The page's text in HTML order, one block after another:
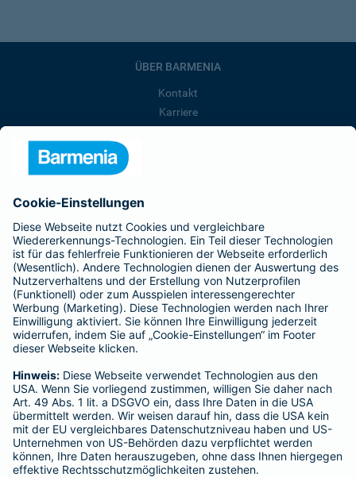
ÜBER BARMENIA
Kontakt
Karriere
Barmenia ist Teil der BarmeniaGothaer
BELIEBTE SEITEN
Kranken-Zusatzversicherung
Tierversicherungen
Haftpflichtversicherung
Hausratversicherung
Adresse ändern
Schaden melden
Kilometerstandsmeldung
Serviceübersicht